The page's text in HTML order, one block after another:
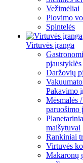
Vežimėliai
Plovimo
Spintelės
Virtuvės įranga
pjaustyklės
Daržovių
Pakavimo
Mėsmalės
paruošimo
maišytuvai
Rankiniai
Virtuvės
Makaronų